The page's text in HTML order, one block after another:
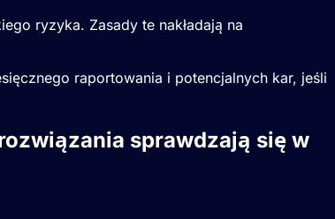
ryzyka. Zasady te nakładają na
raportowania i potencjalnych kar, jeśli
sprawdzają się w